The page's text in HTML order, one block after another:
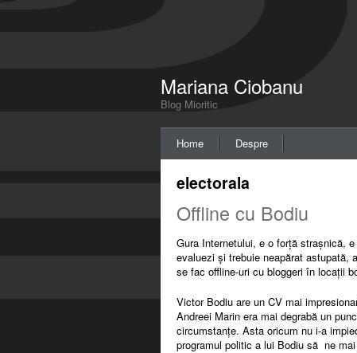
Mariana Ciobanu
Blog Mioritic
Home Despre
electorala
Offline cu Bodiu
Gura Internetului, e o forță strașnică,
evaluezi și trebuie neapărat astupată,
se fac offline-uri cu bloggeri în locații
Victor Bodiu are un CV mai
Andreei Marin era mai degrabă un
circumstanțe. Asta oricum nu i-a
programul politic a lui Bodiu să ne